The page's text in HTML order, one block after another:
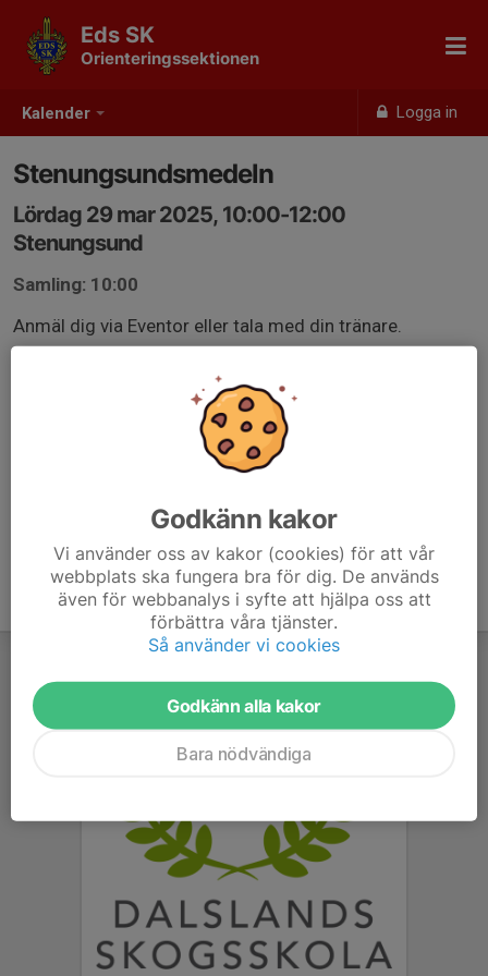
Kalender Logga in
Eds SK
Orienteringssektionen
Stenungsundsmedeln
Lördag 29 mar 2025, 10:00-12:00
Stenungsund
Samling: 10:00
Anmäl dig via Eventor eller tala med din tränare.
Godkänn kakor
Vi använder oss av kakor (cookies) för att vår
webbplats ska fungera bra för dig. De används
även för webbanalys i syfte att hjälpa oss att
förbättra våra tjänster.
Så använder vi cookies
Godkänn alla kakor
Bara nödvändiga